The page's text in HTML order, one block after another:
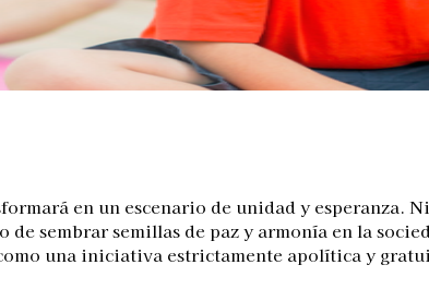
en un escenario de unidad y esperanza.
sembrar semillas de paz y armonía en la
una iniciativa estrictamente apolítica y